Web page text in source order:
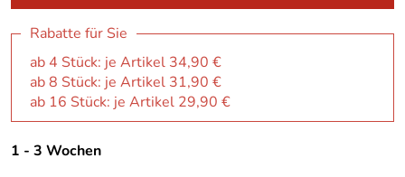
Rabatte für Sie
ab 4 Stück: je Artikel 34,90 €
ab 8 Stück: je Artikel 31,90 €
ab 16 Stück: je Artikel 29,90 €
1 - 3 Wochen